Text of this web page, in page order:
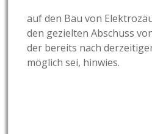
auf den Bau von
den gezielten Abschuss
der bereits nach
möglich sei, hinwies.